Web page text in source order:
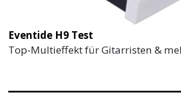
Eventide H9 Test
Top-Multieffekt für Gitarristen &